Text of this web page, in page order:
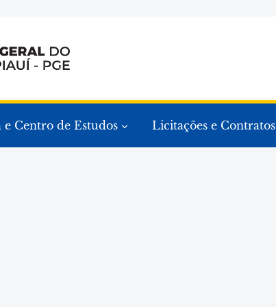
e Centro de Estudos Licitações e Contratos